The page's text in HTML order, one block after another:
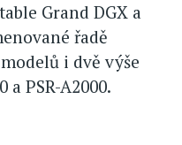
Grand DGX a
řadě
i dvě výše
a PSR-A2000.